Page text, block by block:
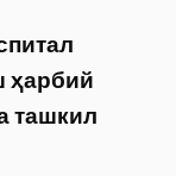
ҳарбий
ташкил